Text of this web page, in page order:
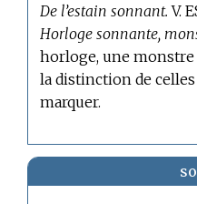
De l’estain sonnant. V.
Horloge sonnante,
horloge, une monstre
la distinction de
marquer.